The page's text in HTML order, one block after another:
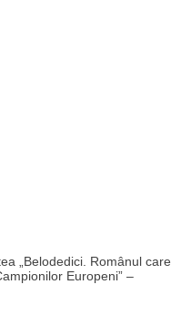
„Belodedici. Românul care
Europeni” –